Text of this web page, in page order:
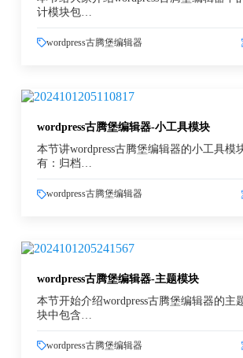
计模块包…
wordpress古腾堡编辑器
wordpress古腾堡编辑器-小工具模块
本节讲wordpress古腾堡编辑器的小工具模
有：归档…
wordpress古腾堡编辑器
wordpress古腾堡编辑器-主题模块
本节开始介绍wordpress古腾堡编辑器的主
块中包含…
wordpress古腾堡编辑器